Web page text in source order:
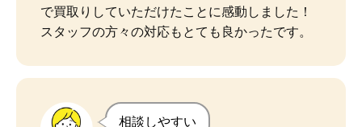
で買取りしていただけたことに感動しました！
スタッフの方々の対応もとても良かったです。
相談しやすい